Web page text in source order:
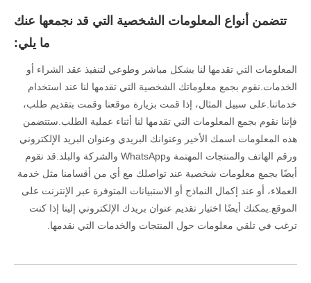
تتضمن أنواع المعلومات الشخصية التي قد نجمعها عنك
ما يلي:
المعلومات التي تقدمها لنا بشكل مباشر وطوعي لتنفيذ عقد الشراء أو
الخدمات.نقوم بجمع معلوماتك الشخصية التي تقدمها لنا عند استخدام
خدماتنا.على سبيل المثال، إذا قمت بزيارة موقعنا وقمت بتقديم طلب،
فإننا نقوم بجمع المعلومات التي تقدمها لنا أثناء عملية الطلب.ستتضمن
هذه المعلومات اسمك الأخير وعنوانك البريدي وعنوان البريد الإلكتروني
ورقم الهاتف والمنتجات المهتمة وWhatsApp والشركة والبلد.قد نقوم
أيضًا بجمع معلومات شخصية عند تواصلك مع أي من أقسامنا مثل خدمة
العملاء، أو عند إكمال النماذج أو الاستبيانات المتوفرة عبر الإنترنت على
الموقع.يمكنك أيضًا اختيار تقديم عنوان بريدك الإلكتروني إلينا إذا كنت
ترغب في تلقي معلومات حول المنتجات والخدمات التي نقدمها.